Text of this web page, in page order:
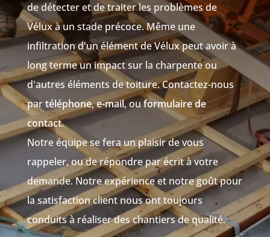
de détecter et de traiter les problèmes de
Vélux à un stade précoce. Même une
infiltration d'un élément de Vélux peut avoir à
long terme un impact sur la charpente ou
d'autres éléments de toiture. Contactez-nous
partéléphone,e-mail, ouformulaire de
contact.
Notre équipe se fera un plaisir de vous
rappeler, ou de répondre par écrit à votre
demande. Notre expérience et notre goût pour
la satisfaction client nous ont toujours
conduits à réaliser des chantiers de qualité.